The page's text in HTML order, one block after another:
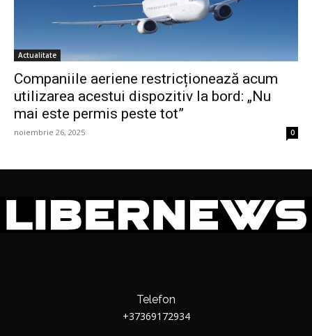
Actualitate
Companiile aeriene restricționează acum
utilizarea acestui dispozitiv la bord: „Nu
mai este permis peste tot”
noiembrie 26, 2025 0
Telefon
+37369172934